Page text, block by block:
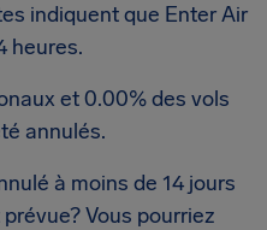
indiquent que Enter Air
heures.
et 0.00% des vols
annulés.
à moins de 14 jours
Vous pourriez